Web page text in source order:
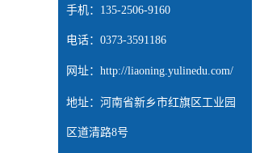
手机：135-2506-9160
电话：0373-3591186
网址： http://liaoning.yulinedu.com/
地址：河南省新乡市红旗区工业园
区道清路8号